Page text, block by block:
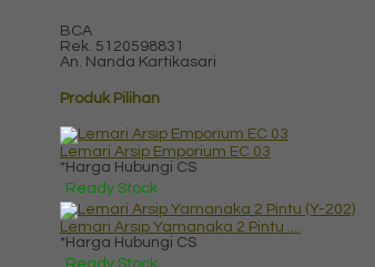
BCA
Rek. 5120598831
An. Nanda Kartikasari
Produk Pilihan
Lemari Arsip Emporium EC 03
*Harga Hubungi CS
Ready Stock
Lemari Arsip Yamanaka 2 Pintu ....
*Harga Hubungi CS